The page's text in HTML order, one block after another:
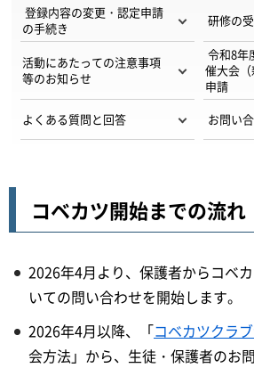
登録内容の変更・認定申請
の手続き
研修の
活動にあたっての注意事項
等のお知らせ
令和8年
催大会
申請
よくある質問と回答
お問い
コベカツ開始までの流れ
2026年4月より、保護者からコベ
いての問い合わせを開始します。
2026年4月以降、「コベカツクラ
会方法」から、生徒・保護者のお